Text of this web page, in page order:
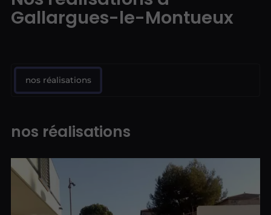
Gallargues-le-Montueux
nos réalisations
nos réalisations